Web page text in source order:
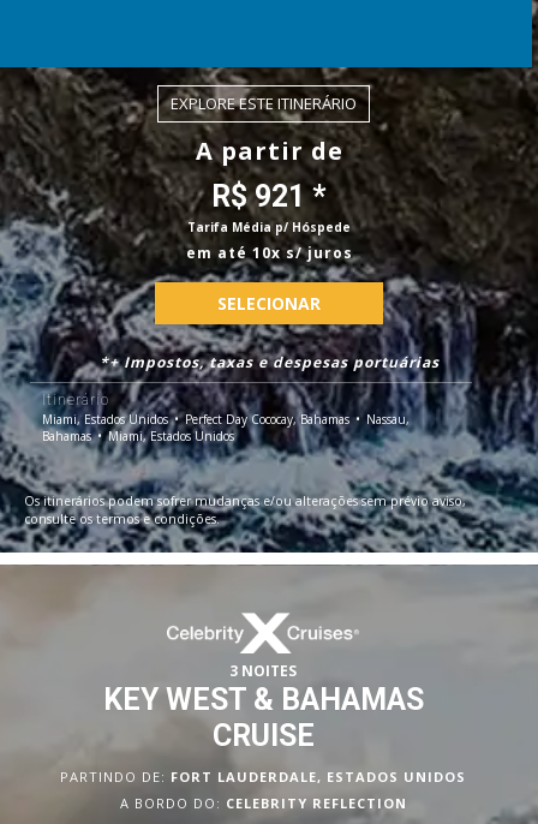
EXPLORE ESTE ITINERÁRIO
A partir de
R$ 921 *
Tarifa Média p/ Hóspede
em até 10x s/ juros
SELECIONAR
*+ Impostos, taxas e despesas portuárias
Itinerário
Miami, Estados Unidos
Perfect Day Cococay, Bahamas
Nassau,
Bahamas
Miami, Estados Unidos
Os itinerários podem sofrer mudanças e/ou alterações sem prévio aviso,
consulte os termos e condições.
3 NOITES
KEY WEST & BAHAMAS
CRUISE
PARTINDO DE: FORT LAUDERDALE, ESTADOS UNIDOS
A BORDO DO: CELEBRITY REFLECTION